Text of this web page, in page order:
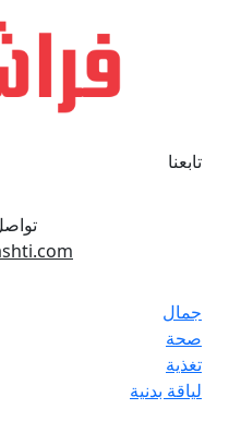
تابعنا
جمال
صحة
تغذية
لياقة بدنية